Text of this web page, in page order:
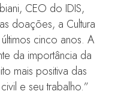
CEO do IDIS,
doações, a Cultura
cinco anos. A
da importância da
mais positiva das
e seu trabalho.”